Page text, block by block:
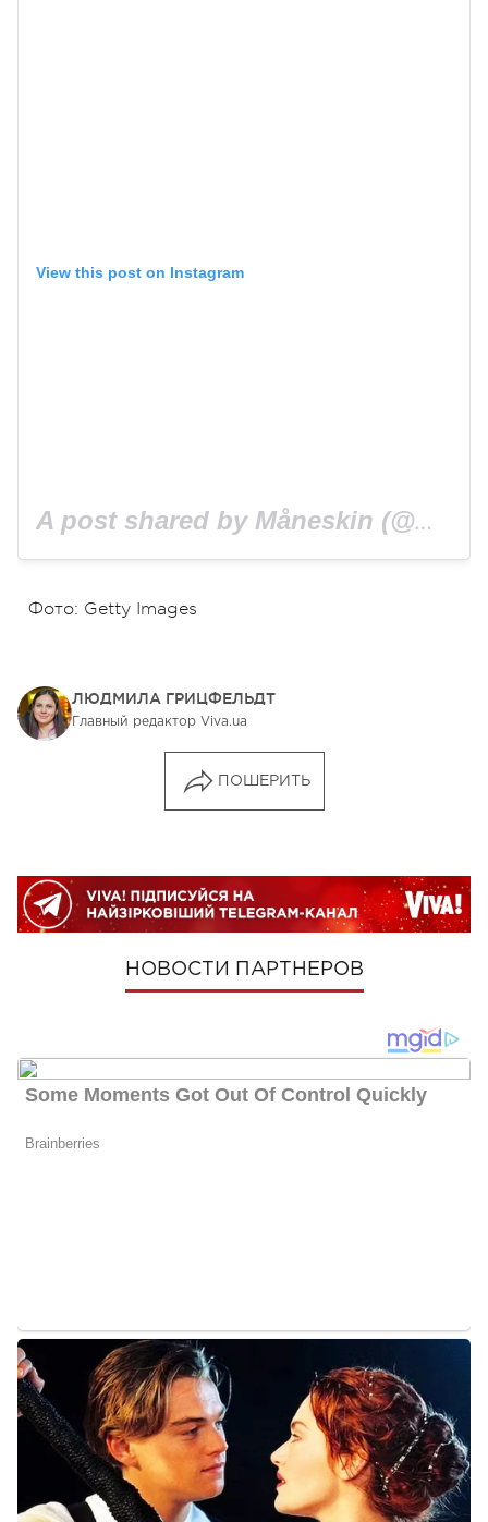
View this post on Instagram
A post shared by Måneskin (@maneskinofficial)
Фото: Getty Images
ЛЮДМИЛА ГРИЦФЕЛЬДТ
Главный редактор Viva.ua
ПОШЕРИТЬ
НОВОСТИ ПАРТНЕРОВ